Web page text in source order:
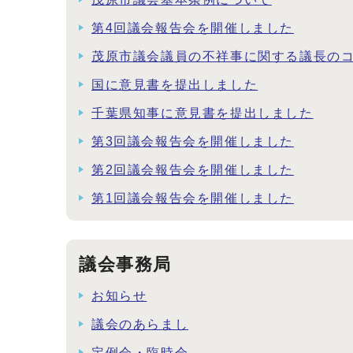
第4回議会報告会を開催しました
茂原市議会議員の不祥事に関する議長の
国に意見書を提出しました
千葉県知事に意見書を提出しました
第3回議会報告会を開催しました
第2回議会報告会を開催しました
第1回議会報告会を開催しました
議会事務局
お知らせ
議会のあらまし